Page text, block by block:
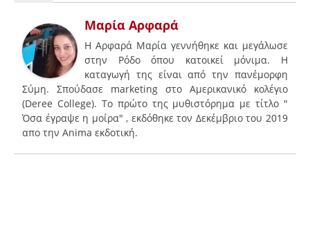
Μαρία Αρφαρά
H Aρφαρά Μαρία γεννήθηκε και μεγάλωσε
στην Ρόδο όπου κατοικεί μόνιμα. Η
καταγωγή της είναι από την πανέμορφη
Σύμη. Σπούδασε marketing στο Αμερικανικό κολέγιο
(Deree College). To πρώτο της μυθιστόρημα με τίτλο "
Όσα έγραψε η μοίρα" , εκδόθηκε τον Δεκέμβριο του 2019
απο την Αnima εκδοτική.